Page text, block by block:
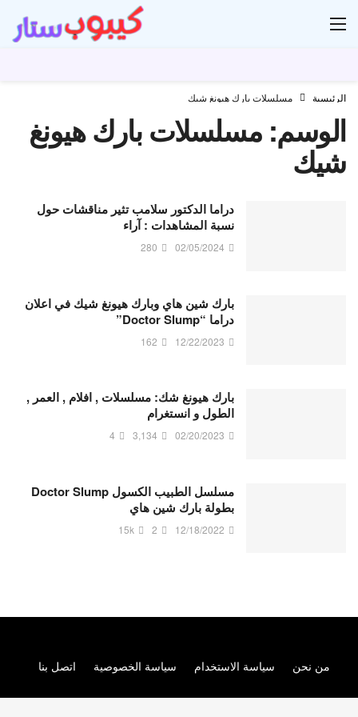
الرئيسية مسلسلات بارك هيونغ شيك
الوسم:مسلسلات بارك هيونغ
شيك
دراما الدكتور سلامب تثير مناقشات حول
نسبة المشاهدات : آراء
02/05/2024
280
بارك شين هاي وبارك هيونغ شيك في اعلان
دراما “Doctor Slump”
12/22/2023
162
بارك هيونغ شك: مسلسلات , افلام , العمر ,
الطول و انستغرام
02/20/2023
3,134
4
مسلسل الطبيب الكسول Doctor Slump
بطولة بارك شين هاي
12/18/2022
2
15k
من نحن سياسة الاستخدام سياسة الخصوصية اتصل بنا